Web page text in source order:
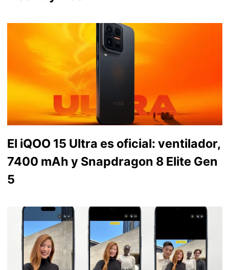
El iQOO 15 Ultra es oficial: ventilador,
7400 mAh y Snapdragon 8 Elite Gen
5